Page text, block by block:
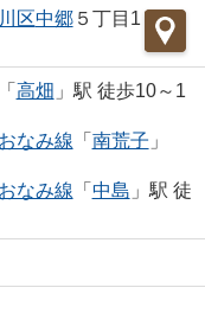
区中郷５丁目1
「 高畑 」駅 徒歩10～1
なみ線 「 南荒子 」
なみ線 「 中島 」駅 徒